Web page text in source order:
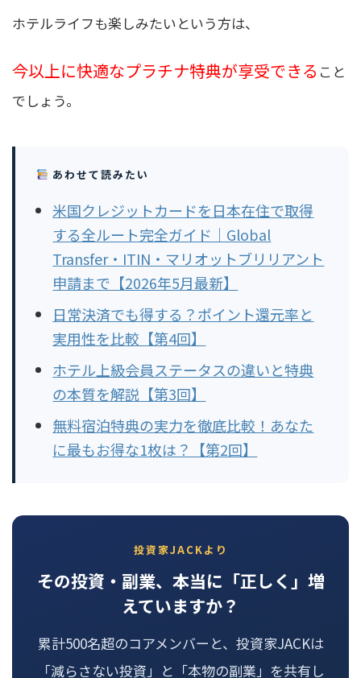
ホテルライフも楽しみたいという方は、
今以上に快適なプラチナ特典が享受できる こと
でしょう。
あわせて読みたい
米国クレジットカードを日本在住で取得
する全ルート完全ガイド｜Global
Transfer・ITIN・マリオットブリリアント
申請まで【2026年5月最新】
日常決済でも得する？ポイント還元率と
実用性を比較【第4回】
ホテル上級会員ステータスの違いと特典
の本質を解説【第3回】
無料宿泊特典の実力を徹底比較！あなた
に最もお得な1枚は？【第2回】
投資家JACKより
その投資・副業、本当に「正しく」増
えていますか？
累計500名超のコアメンバーと、投資家JACKは
「減らさない投資」と「本物の副業」を共有し